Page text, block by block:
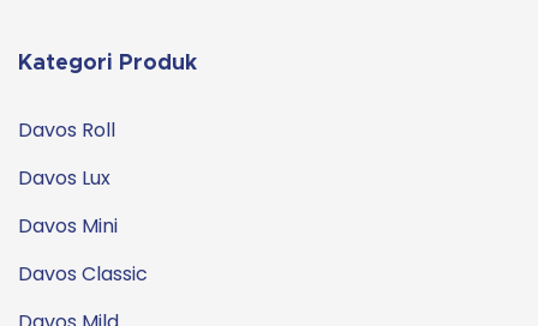
Kategori Produk
Davos Roll
Davos Lux
Davos Mini
Davos Classic